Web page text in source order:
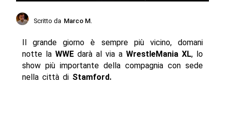
Scritto da Marco M.
Il grande giorno è sempre più vicino, domani
notte la WWEdarà al via aWrestleMania XL, lo
show più importante della compagnia con sede
nella città di Stamford.